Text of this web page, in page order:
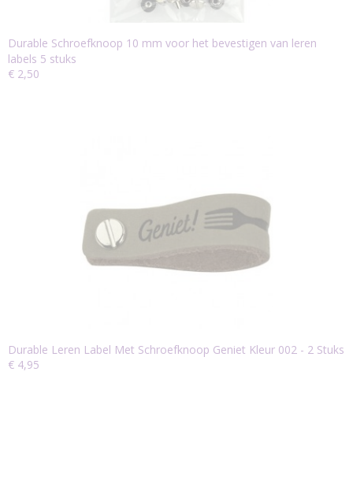
Durable Schroefknoop 10 mm voor het bevestigen van leren
labels 5 stuks
€ 2,50
Durable Leren Label Met Schroefknoop Geniet Kleur 002 - 2 Stuks
€ 4,95